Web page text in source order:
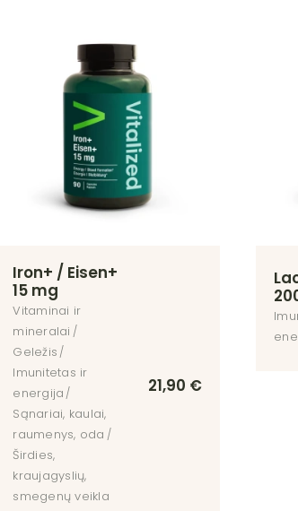
Iron+ / Eisen+
15 mg
Vitaminai ir
mineralai
Geležis
Imunitetas ir
energija
Sąnariai, kaulai,
raumenys, oda
Širdies,
kraujagyslių,
smegenų veikla
21,90 €